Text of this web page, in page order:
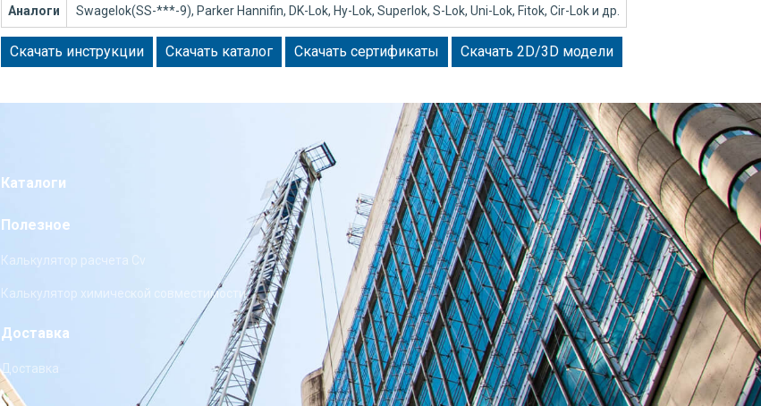
Аналоги Swagelok(SS-***-9), Parker Hannifin, DK-Lok, Hy-Lok, Superlok, S-Lok, Uni-Lok, Fitok, Cir-Lok и др.
Скачать инструкции Скачать каталог Скачать сертификаты Скачать 2D/3D модели
Каталоги
Полезное
Калькулятор расчета Cv
Калькулятор химической совместимости
Доставка
Доставка